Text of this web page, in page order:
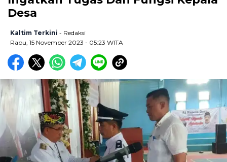
Desa
Kaltim Terkini - Redaksi
Rabu, 15 November 2023 - 05:23 WITA